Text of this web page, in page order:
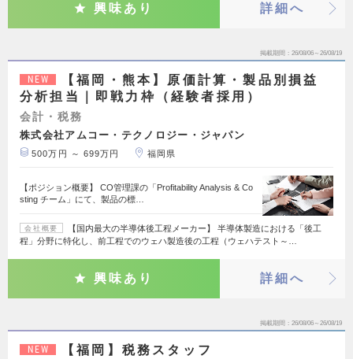
興味あり 詳細へ
掲載期間 26/08/06～26/08/19
NEW
【福岡・熊本】原価計算・製品別損益
分析担当｜即戦力枠（経験者採用）
会計・税務
株式会社アムコー・テクノロジー・ジャパン
500万円 ～ 699万円 福岡県
【ポジション概要】 CO管理課の「Profitability Analysis & Co
sting チーム」にて、製品の標…
会社概要
【国内最大の半導体後工程メーカー】 半導体製造における「後工
程」分野に特化し、前工程でのウェハ製造後の工程（ウェハテスト～…
興味あり 詳細へ
掲載期間 26/08/06～26/08/19
NEW 【福岡】税務スタッフ